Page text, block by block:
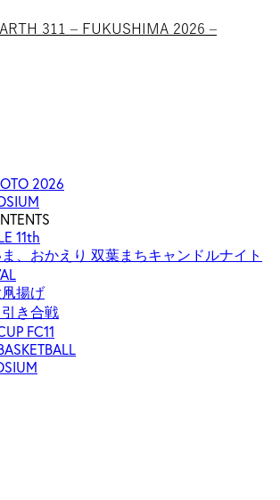
311 – FUKUSHIMA 2026 –
2026
11th
、おかえり 双葉まちキャンドルナイト
揚げ
き合戦
FC11